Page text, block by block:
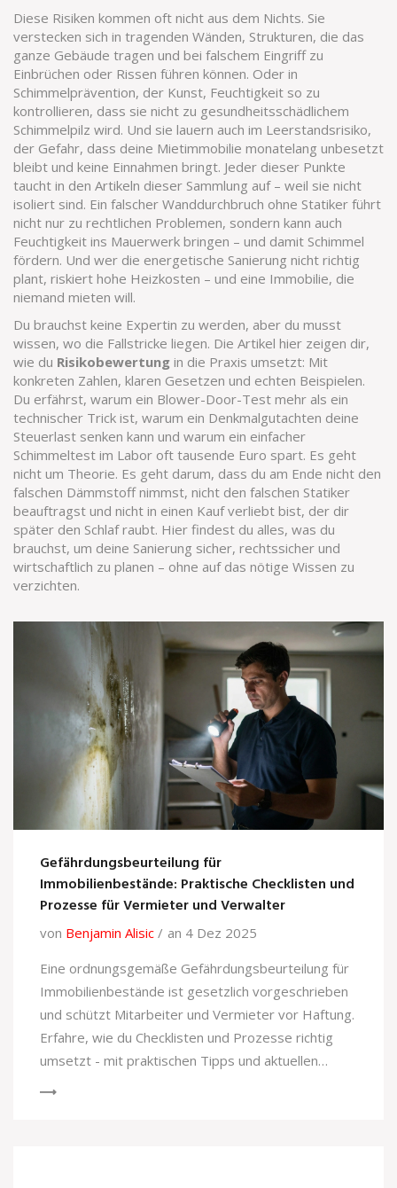
Diese Risiken kommen oft nicht aus dem Nichts. Sie
verstecken sich in tragenden Wänden, Strukturen, die das
ganze Gebäude tragen und bei falschem Eingriff zu
Einbrüchen oder Rissen führen können. Oder in
Schimmelprävention, der Kunst, Feuchtigkeit so zu
kontrollieren, dass sie nicht zu gesundheitsschädlichem
Schimmelpilz wird. Und sie lauern auch im Leerstandsrisiko,
der Gefahr, dass deine Mietimmobilie monatelang unbesetzt
bleibt und keine Einnahmen bringt. Jeder dieser Punkte
taucht in den Artikeln dieser Sammlung auf – weil sie nicht
isoliert sind. Ein falscher Wanddurchbruch ohne Statiker führt
nicht nur zu rechtlichen Problemen, sondern kann auch
Feuchtigkeit ins Mauerwerk bringen – und damit Schimmel
fördern. Und wer die energetische Sanierung nicht richtig
plant, riskiert hohe Heizkosten – und eine Immobilie, die
niemand mieten will.
Du brauchst keine Expertin zu werden, aber du musst
wissen, wo die Fallstricke liegen. Die Artikel hier zeigen dir,
wie du Risikobewertung in die Praxis umsetzt: Mit
konkreten Zahlen, klaren Gesetzen und echten Beispielen.
Du erfährst, warum ein Blower-Door-Test mehr als ein
technischer Trick ist, warum ein Denkmalgutachten deine
Steuerlast senken kann und warum ein einfacher
Schimmeltest im Labor oft tausende Euro spart. Es geht
nicht um Theorie. Es geht darum, dass du am Ende nicht den
falschen Dämmstoff nimmst, nicht den falschen Statiker
beauftragst und nicht in einen Kauf verliebt bist, der dir
später den Schlaf raubt. Hier findest du alles, was du
brauchst, um deine Sanierung sicher, rechtssicher und
wirtschaftlich zu planen – ohne auf das nötige Wissen zu
verzichten.
Gefährdungsbeurteilung für
Immobilienbestände: Praktische Checklisten und
Prozesse für Vermieter und Verwalter
von Benjamin Alisic
an 4 Dez 2025
Eine ordnungsgemäße Gefährdungsbeurteilung für
Immobilienbestände ist gesetzlich vorgeschrieben
und schützt Mitarbeiter und Vermieter vor Haftung.
Erfahre, wie du Checklisten und Prozesse richtig
umsetzt - mit praktischen Tipps und aktuellen